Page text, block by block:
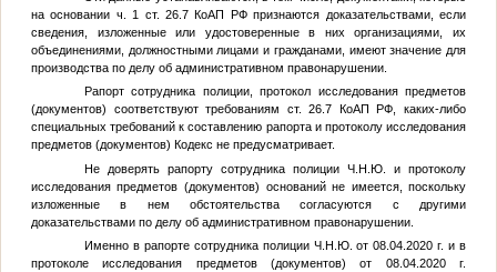
на основании ч. 1 ст. 26.7 КоАП РФ признаются доказательствами, если
сведения, изложенные или удостоверенные в них организациями, их
объединениями, должностными лицами и гражданами, имеют значение для
производства по делу об административном правонарушении.
Рапорт сотрудника полиции, протокол исследования предметов
(документов) соответствуют требованиям ст. 26.7 КоАП РФ, каких-либо
специальных требований к составлению рапорта и протоколу исследования
предметов (документов) Кодекс не предусматривает.
Не доверять рапорту сотрудника полицииЧ.Н.Ю.
и протоколу
исследования предметов (документов) оснований не имеется, поскольку
изложенные в нем обстоятельства согласуются с другими
доказательствами по делу об административном правонарушении.
Именно в рапорте сотрудника полиции Ч.Н.Ю. от 08.04.2020 г. и в
протоколе исследования предметов (документов) от 08.04.2020 г.